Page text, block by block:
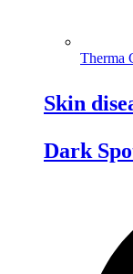
Therma
Skin
Dark